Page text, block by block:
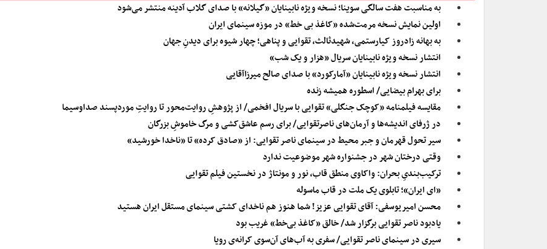
به مناسبت هفت سالگی سوینا؛ نسخه ویژه نابینایان «گیلانه» با صدای گلاب آدینه منتشر می‌شود
اولین نمایش نسخه مرمت‌شده «کاغذ بی خط» در موزه سینمای ایران
به بهانه زادروز کیارستمی، شهیدثالث، تقوایی و پناهی؛ چهار شیوه برای دیدنِ جهان
انتشار نسخه ویژه نابینایان سریال «هزار و یک شب»
انتشار نسخه ویژه نابینایان «آمارکورد» با صدای صالح میرزاآقایی
برای بهرام بیضایی/ اسطوره همیشه زنده
مقایسه فیلمنامه «کوچک جنگلی» تقوایی با سریال افخمی/ از پژوهشِ روایت‌محور تا روایتِ موردپسند صداوسیما
در ژرفای اندیشه‌ها و آرمان‌های ناصرتقوایی/ برای رسم عاشق‌کشی و مرگ خاموشِ بزرگان
سیر تحول قهرمان و جبر محیط در سینمای ناصر تقوایی: از «صادق کرده» تا «ناخدا خورشید»
وقتی درختان شهر در جشنواره شهر موضوعیت ندارد
ترکیب‌بندیِ بحران: واکاوی منطق قاب، نور و مونتاژ در نخستین فیلم تقوایی
«ای ایران»؛ تابلوی یک ملت در قاب ماسوله
محسن امیریوسفی: آقای تقوایی عزیز! شما هنوز هم ناخدای کشتی سینمای مستقل ایران هستید
یادبود ناصر تقوایی برگزار شد/ خالق «کاغذ بی‌خط» غریب بود
سیری در سینمای ناصر تقوایی/ سفری به آب‌های آن‌سوی کرانه‌​ی رویا